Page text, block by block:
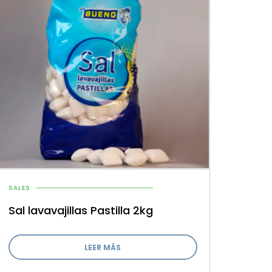
SALES
Sal lavavajillas Pastilla 2kg
LEER MÁS